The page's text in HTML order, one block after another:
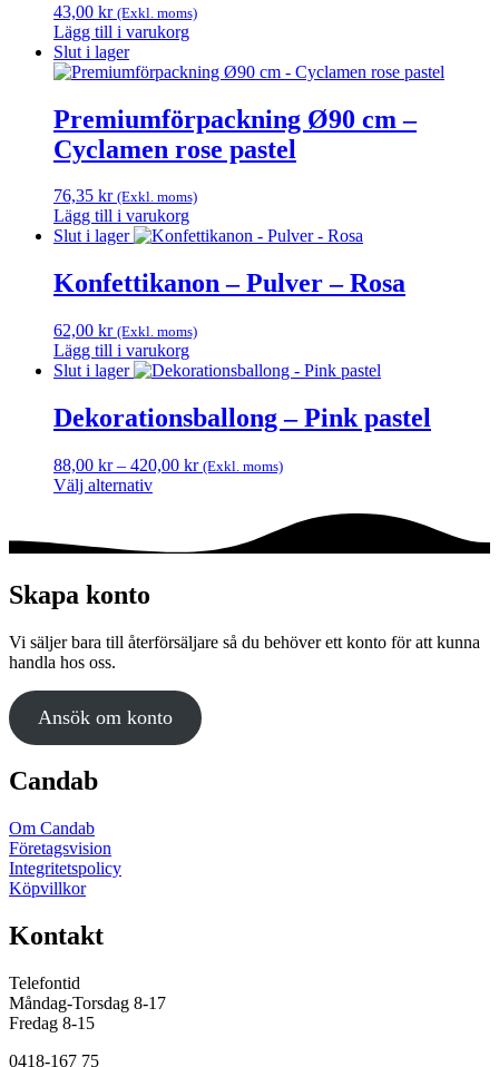
43,00 kr (Exkl. moms)
Lägg till i varukorg
Slut i lager
Premiumförpackning Ø90 cm –
Cyclamen rose pastel
76,35 kr (Exkl. moms)
Lägg till i varukorg
Slut i lager
Konfettikanon – Pulver – Rosa
62,00 kr (Exkl. moms)
Lägg till i varukorg
Slut i lager
Dekorationsballong – Pink pastel
88,00 kr – 420,00 krPrisintervall:
(Exkl. moms)
Välj alternativ
produkten
varianter.
olika
alternativen
på
produktsidan
Skapa konto
Vi säljer bara till återförsäljare så du behöver ett konto för att kunna
handla hos oss.
Ansök om konto
Candab
Om Candab
Företagsvision
Integritetspolicy
Köpvillkor
Kontakt
Telefontid
Måndag-Torsdag 8-17
Fredag 8-15
0418-167 75